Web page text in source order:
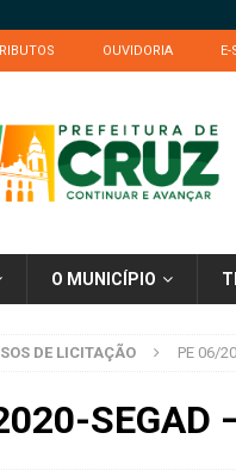
OUVIDORIA E-
O MUNICÍPIO
DE LICITAÇÃO PE 06/
SEGAD